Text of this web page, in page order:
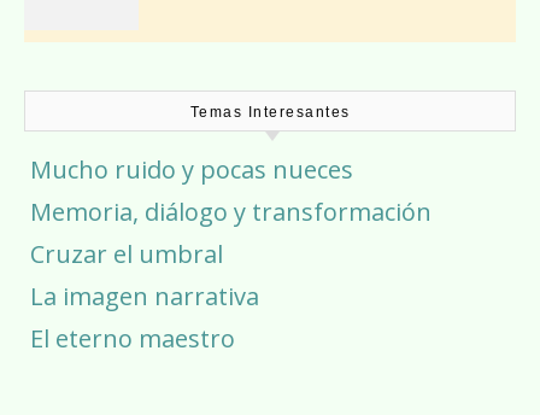
Temas Interesantes
Mucho ruido y pocas nueces
Memoria, diálogo y transformación
Cruzar el umbral
La imagen narrativa
El eterno maestro